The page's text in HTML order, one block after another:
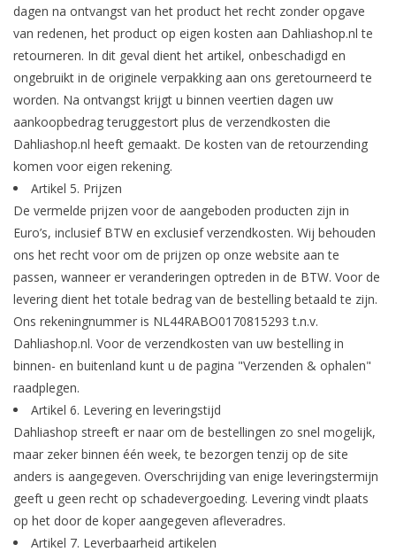
dagen na ontvangst van het product het recht zonder opgave
van redenen, het product op eigen kosten aan Dahliashop.nl te
retourneren. In dit geval dient het artikel, onbeschadigd en
ongebruikt in de originele verpakking aan ons geretourneerd te
worden. Na ontvangst krijgt u binnen veertien dagen uw
aankoopbedrag teruggestort plus de verzendkosten die
Dahliashop.nl heeft gemaakt. De kosten van de retourzending
komen voor eigen rekening.
Artikel 5. Prijzen
De vermelde prijzen voor de aangeboden producten zijn in
Euro’s, inclusief BTW en exclusief verzendkosten. Wij behouden
ons het recht voor om de prijzen op onze website aan te
passen, wanneer er veranderingen optreden in de BTW. Voor de
levering dient het totale bedrag van de bestelling betaald te zijn.
Ons rekeningnummer is NL44RABO0170815293 t.n.v.
Dahliashop.nl. Voor de verzendkosten van uw bestelling in
binnen- en buitenland kunt u de pagina "Verzenden & ophalen"
raadplegen.
Artikel 6. Levering en leveringstijd
Dahliashop streeft er naar om de bestellingen zo snel mogelijk,
maar zeker binnen één week, te bezorgen tenzij op de site
anders is aangegeven. Overschrijding van enige leveringstermijn
geeft u geen recht op schadevergoeding. Levering vindt plaats
op het door de koper aangegeven afleveradres.
Artikel 7. Leverbaarheid artikelen